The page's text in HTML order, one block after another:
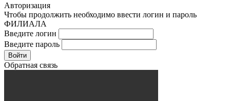
Авторизация
Чтобы продолжить необходимо ввести логин и пароль
ФИЛИАЛА
Введите логин
Введите пароль
Войти
Обратная связь